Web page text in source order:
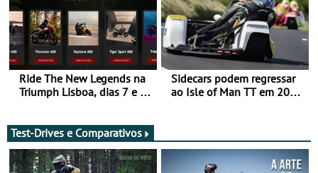
Ride The New Legends na
Triumph Lisboa, dias 7 e 8
Sidecars podem regressar
ao Isle of Man TT em 2027
Test-Drives e Comparativos